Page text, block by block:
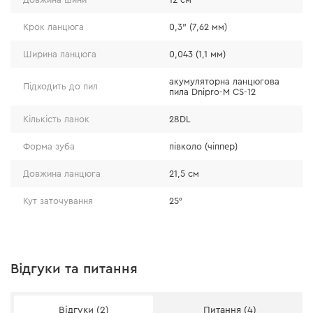
молібденової сталі марки 68CrNiMo, завдяки
чому ланцюг залишається ефективним навіть за
високих температур і під значним фізичним
навантаженням;
молібдену різці зберігають свій рівень
Крок ланцюга 0,3" (7,62 мм)
Ширина ланцюга 0,043 (1,1 мм)
Підходить до пил
акумуляторна ланцюгова
пила Dnipro-M CS-12
Кількість ланок 28DL
Форма зуба півколо (чіппер)
Довжина ланцюга 21,5 см
Кут заточування 25°
Відгуки та питання
Відгуки (2) Питання (4)